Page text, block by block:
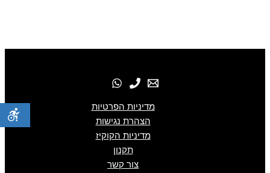
מדיניות הפרטיות
הצהרת נגישות
מדיניות הקוקיז
תקנון
צור קשר